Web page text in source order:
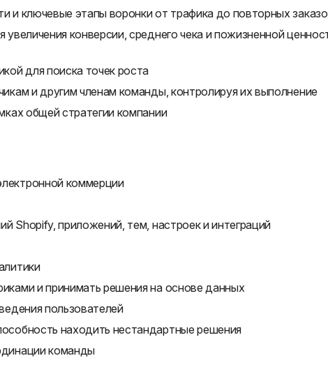
и ключевые этапы воронки от трафика до повторных
конверсии, среднего чека и пожизненной
для поиска точек роста
и другим членам команды, контролируя их выполнение
общей стратегии компании
коммерции
Shopify, приложений, тем, настроек и интеграций
и принимать решения на основе данных
пользователей
находить нестандартные решения
команды